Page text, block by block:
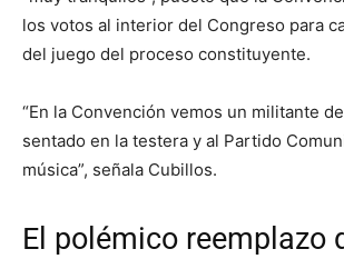
los votos al interior del Congreso para
del juego del proceso constituyente.
“En la Convención vemos un militante
sentado en la testera y al Partido
música”, señala Cubillos.
El polémico reemplazo